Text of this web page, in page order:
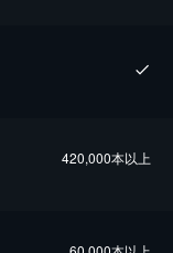
420,000本以上